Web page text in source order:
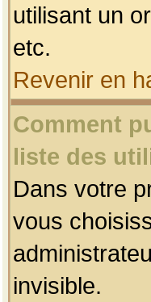
utilisant un
etc.
Revenir en
Comment
liste des
Dans votre
vous
invisible.